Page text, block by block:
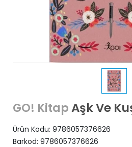
GO! KitapAşk Ve
Ürün Kodu: 9786057376626
Barkod: 9786057376626